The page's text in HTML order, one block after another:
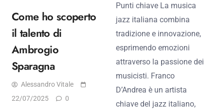
Come ho scoperto
il talento di
Ambrogio
Sparagna
Alessandro Vitale
22/07/2025
0
Punti chiave La musica
jazz italiana combina
tradizione e innovazione,
esprimendo emozioni
attraverso la passione dei
musicisti. Franco
D’Andrea è un artista
chiave del jazz italiano,